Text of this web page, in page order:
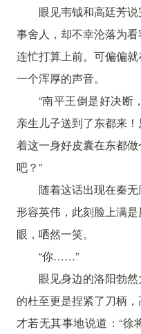
眼见韦钺和高廷芳
事舍人，却不幸沦落为
连忙打算上前。可偏偏
一个浑厚的声音。
“南平王倒是好决断
亲生儿子送到了东都来
着这一身好皮囊在东都
吧？”
随着这话出现在秦
形容英伟，此刻脸上满
眼，哂然一笑。
“你……”
眼见身边的洛阳勃
的杜至更是捏紧了刀柄
才若无其事地说道：“